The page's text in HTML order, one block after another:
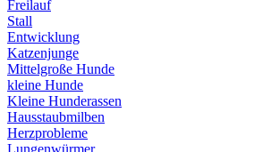
Freilauf
Stall
Entwicklung
Katzenjunge
Mittelgroße Hunde
kleine Hunde
Kleine Hunderassen
Hausstaubmilben
Herzprobleme
Lungenwürmer